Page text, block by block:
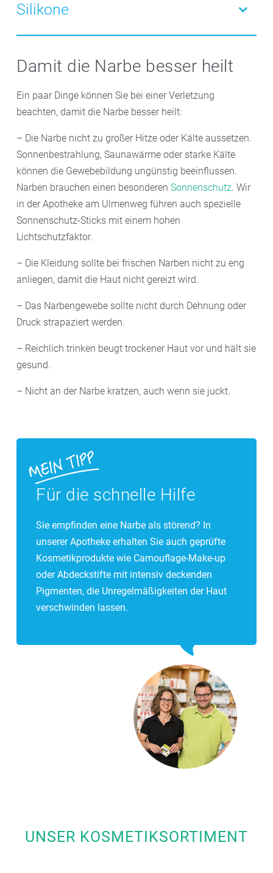
mehrere Monate täglich für mindestens 12 Stunden
Pflaster regen im Bereich der Narbe den Stoffwechsel
von neuem Bindegewebe.
Narbenheilung unterstützen. Durch den
und verblasst schneller. Auch ältere Narben können
die Kollagenfasern geschmeidiger und die Struktur der
Silikone
Silikonhaltige Präparate gibt es in Form von Gelen,
allem nach größeren Operationen oder an sichtbaren
Stellen zu empfehlen. Nach dem Auftragen bilden sie
einen unsichtbaren und wasserundurchlässigen Film.
unerwünschten Wirkungen.
Damit die Narbe besser heilt
Ein paar Dinge können Sie bei einer Verletzung
beachten, damit die Narbe besser heilt:
– Die Narbe nicht zu großer Hitze oder Kälte aussetzen.
Sonnenbestrahlung, Saunawärme oder starke Kälte
können die Gewebebildung ungünstig beeinflussen.
Narben brauchen einen besonderen Sonnenschutz. Wir
in der Apotheke am Ulmenweg führen auch spezielle
Sonnenschutz-Sticks mit einem hohen
Lichtschutzfaktor.
– Die Kleidung sollte bei frischen Narben nicht zu eng
anliegen, damit die Haut nicht gereizt wird.
– Das Narbengewebe sollte nicht durch Dehnung oder
Druck strapaziert werden.
– Reichlich trinken beugt trockener Haut vor und hält sie
gesund.
– Nicht an der Narbe kratzen, auch wenn sie juckt.
Für die schnelle Hilfe
Sie empfinden eine Narbe als störend? In
unserer Apotheke erhalten Sie auch geprüfte
Kosmetikprodukte wie Camouflage-Make-up
oder Abdeckstifte mit intensiv deckenden
Pigmenten, die Unregelmäßigkeiten der Haut
verschwinden lassen.
UNSER KOSMETIKSORTIMENT